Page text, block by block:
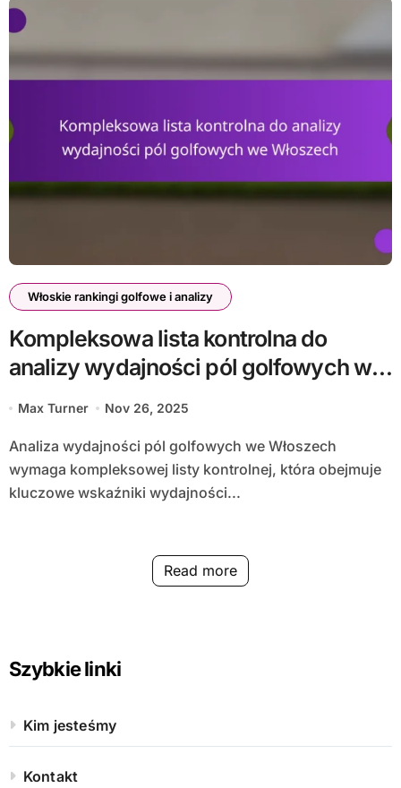
Włoskie rankingi golfowe i analizy
Kompleksowa lista kontrolna do
analizy wydajności pól golfowych we
Włoszech
Max Turner Nov 26, 2025
Analiza wydajności pól golfowych we Włoszech
wymaga kompleksowej listy kontrolnej, która obejmuje
kluczowe wskaźniki wydajności...
Read more
Szybkie linki
Kim jesteśmy
Kontakt